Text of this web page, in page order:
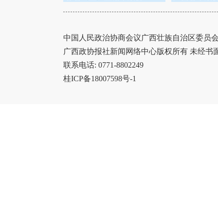
中国人民政治协商会议广西壮族自治区委员
广西政协报社新闻网络中心版权所有 未经书
联系电话: 0771-8802249
桂ICP备18007598号-1